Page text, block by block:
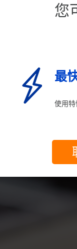
您
最
使用